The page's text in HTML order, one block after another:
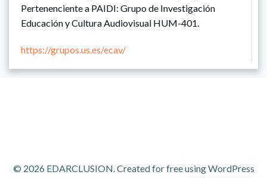
Pertenenciente a PAIDI: Grupo de Investigación
Educación y Cultura Audiovisual HUM-401.
https://grupos.us.es/ecav/
© 2026 EDARCLUSION. Created for free using WordPress